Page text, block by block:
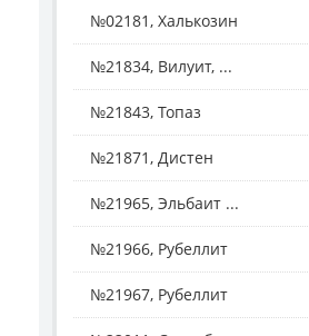
№02181, Халькозин
№21834, Вилуит, ...
№21843, Топаз
№21871, Дистен
№21965, Эльбаит ...
№21966, Рубеллит
№21967, Рубеллит